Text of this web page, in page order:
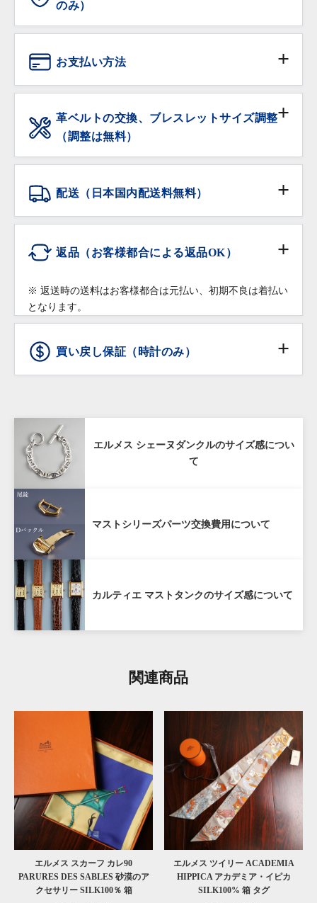
のみ）
ANTIQURIOUSでは、大切なお時計を末長くご愛用い
ただけるよう、販売前の全てのお時計にオーバーホー
ル（分解洗浄及び精度調整、クォーツ時計は電池交換
を含む）を施してから販売しております。
※ 過去3年以内にオーバーホールされた個体は除きま
す。
保証期間内の自然故障は無料で修理・調整をいたしま
理対応となりますので予めご了承ください。
修理・調整をご希望の場合は保証書をご提示の上、お
革ベルトなどの消耗品、ガラス・ケースなどの汚れ、
傷などの外観上の変化につきましては保証の対象外と
お支払い方法
クレジットカード
用いただけます
※ ショッピングローンのお申込みは店頭でのみご利用
頂けます。オンラインショッピングではご利用頂けま
せんので予めご了承下さい。
ショッピングローンは10回までは無金利となります。
革ベルトの交換、ブレスレットサイズ調整
（調整は無料）
サイズ調整をご希望の場合は、ご注文時に「サイズ調
整希望」の旨をご記入下さい。無料にてご希望のサイ
ズに調整いたします。
在庫がある品物は即日お渡し可能です。
※ コマを付け足す場合は、有料になることもございま
すのでご相談下さい。
配送（日本国内配送料無料）
配送会社:ヤマト運輸・佐川急便
佐川急便の受取人確認サポートでの配送となりま
す。
返品（お客様都合による返品OK）
返品条件
通信販売で購入した商品であること
商品お受け取り後、到着翌日までにご連絡をいた
商品からタグが外されておらず未使用であること
配送先が日本国内であること
お客様の責による傷や破損がないこと
※ 返送時の送料はお客様都合は元払い、初期不良は着払い
となります。
買い戻し保証（時計のみ）
80%
購入価格の80%（税抜き）で1年間買い戻し
購入商品のお買取額を一定期間保証する「買戻し保
証」サービスをご提供しております。
当店で購入された時計を再度当店にお売りいただく場
合、ご購入から１年以内であれば購入価格の80%（税
抜き）で買い戻しいたします。
ANTIQURIOUS銀座店及び弊社オンラインサイトのど
たしますので、お気軽にご相談ください。
ビームスライフ横浜店及びメルカリ・ラクマ
などECモールでの販売商品は対象外となります。
詳しくはこちら
エルメス シェーヌダンクルのサイズ感につい
て
マストシリーズパーツ交換費用について
カルティエ マストタンクのサイズ感について
関連商品
エルメス スカーフ カレ90
PARURES DES SABLES 砂漠のア
クセサリー SILK100％ 箱
エルメス ツイリー ACADEMIA
HIPPICA アカデミア・イピカ
SILK100% 箱 タグ